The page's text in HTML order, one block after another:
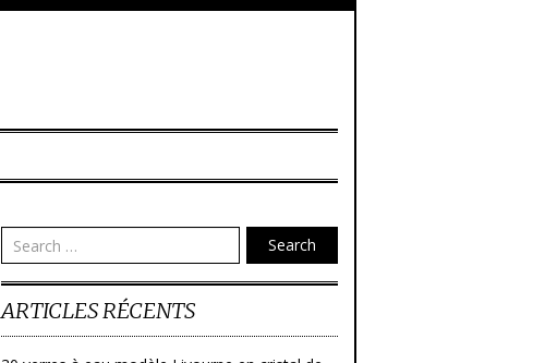
Search
ARTICLES RÉCENTS